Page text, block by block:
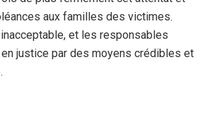
aux familles des victimes.
et les responsables
justice par des moyens crédibles et